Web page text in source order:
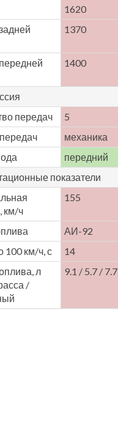
1620
1370
1400
передач
5
механика
передний
показатели
км/ч
155
АИ-92
100 км/ч, с
14
л
/
9.1 / 5.7 / 7.7